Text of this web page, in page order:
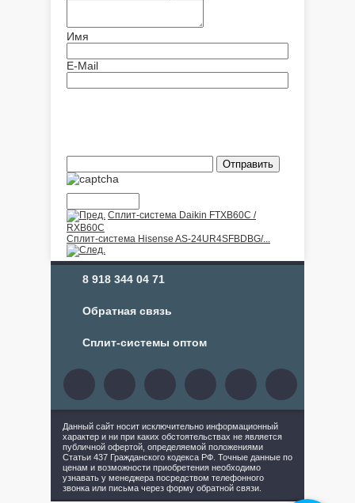
Имя
E-Mail
Сплит-система Daikin FTXB60C /
RXB60C
Сплит-система Hisense AS-24UR4SFBDBG/...
8 918 344 04 71
Обратная связь
Сплит-системы оптом
Данный сайт носит исключительно информационный
характер и ни при каких обстоятельствах не является
публичной офертой, определяемой положениями
Статьи 437 Гражданского кодекса РФ. Точные данные по
ценам и возможности приобретения необходимо
узнавать у менеджера посредством телефонного
звонка или письма через форму обратной связи.